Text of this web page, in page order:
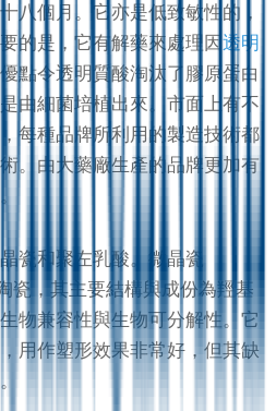
八個月。它亦是低致敏性的，
的是，它有解藥來處理因透明
點令透明質酸淘汰了膠原蛋白
由細菌培植出來。市面上有不
每種品牌所利用的製造技術都
。由大藥廠生產的品牌更加有
瓷和聚左乳酸。微晶瓷
瓷，其主要結構與成份為羥基
物兼容性與生物可分解性。它
用作塑形效果非常好，但其缺